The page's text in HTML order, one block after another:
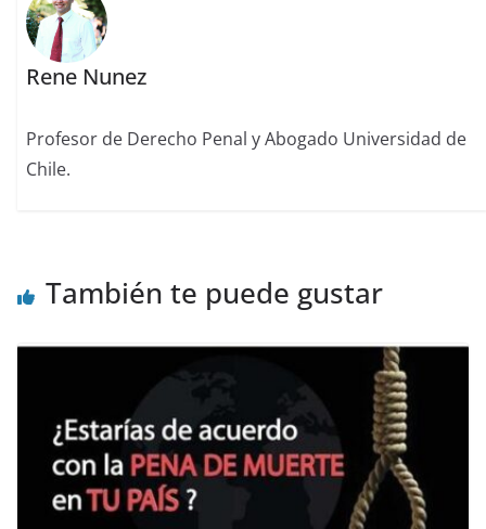
Rene Nunez
Profesor de Derecho Penal y Abogado Universidad de
Chile.
También te puede gustar